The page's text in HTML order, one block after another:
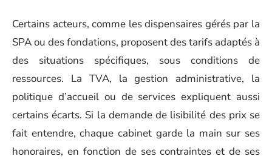
Certains acteurs, comme les dispensaires gérés par la
SPA ou des fondations, proposent des tarifs adaptés à
des situations spécifiques, sous conditions de
ressources. La TVA, la gestion administrative, la
politique d’accueil ou de services expliquent aussi
certains écarts. Si la demande de lisibilité des prix se
fait entendre, chaque cabinet garde la main sur ses
honoraires, en fonction de ses contraintes et de ses